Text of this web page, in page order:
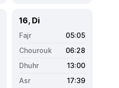
16, Di
05:05
06:28
13:00
17:39